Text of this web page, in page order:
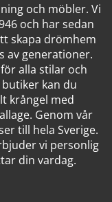
och möbler. Vi
och har sedan
skapa drömhem
av generationer.
alla stilar och
kan du
krångel med
Genom vår
till hela Sverige.
vi personlig
din vardag.